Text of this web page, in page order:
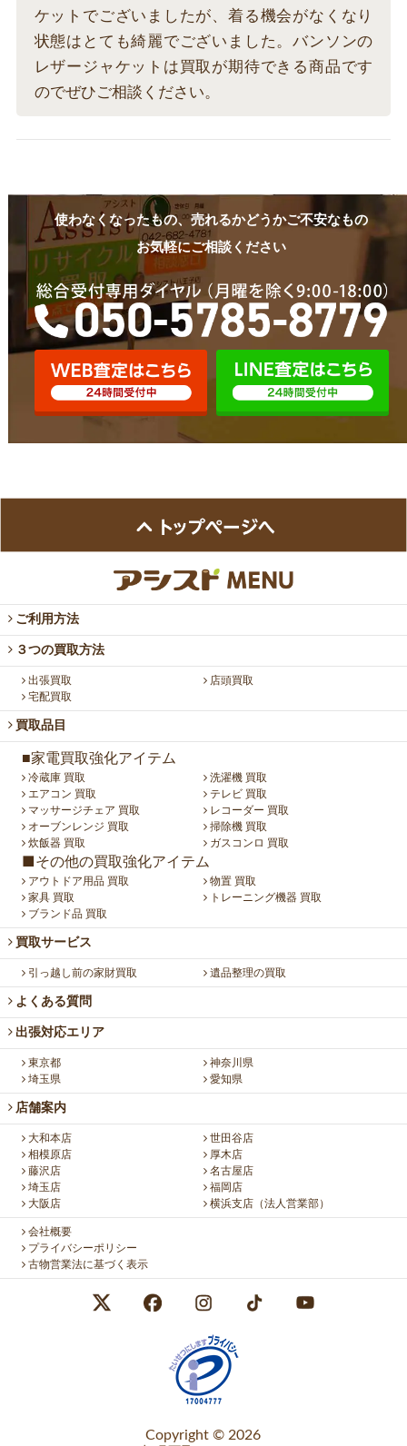
ケットでございましたが、着る機会がなくなり
状態はとても綺麗でございました。バンソンの
レザージャケットは買取が期待できる商品です
のでぜひご相談ください。
使わなくなったもの、売れるかどうかご不安なもの
お気軽にご相談ください
ご利用方法
３つの買取方法
出張買取
店頭買取
宅配買取
買取品目
■家電買取強化アイテム
冷蔵庫 買取
洗濯機 買取
エアコン 買取
テレビ 買取
マッサージチェア 買取
レコーダー 買取
オーブンレンジ 買取
掃除機 買取
炊飯器 買取
ガスコンロ 買取
■その他の買取強化アイテム
アウトドア用品 買取
物置 買取
家具 買取
トレーニング機器 買取
ブランド品 買取
買取サービス
引っ越し前の家財買取 遺品整理の買取
よくある質問
出張対応エリア
東京都
神奈川県
埼玉県
愛知県
店舗案内
大和本店
世田谷店
相模原店
厚木店
藤沢店
名古屋店
埼玉店
福岡店
大阪店
横浜支店（法人営業部）
会社概要
プライバシーポリシー
古物営業法に基づく表示
Copyright © 2026